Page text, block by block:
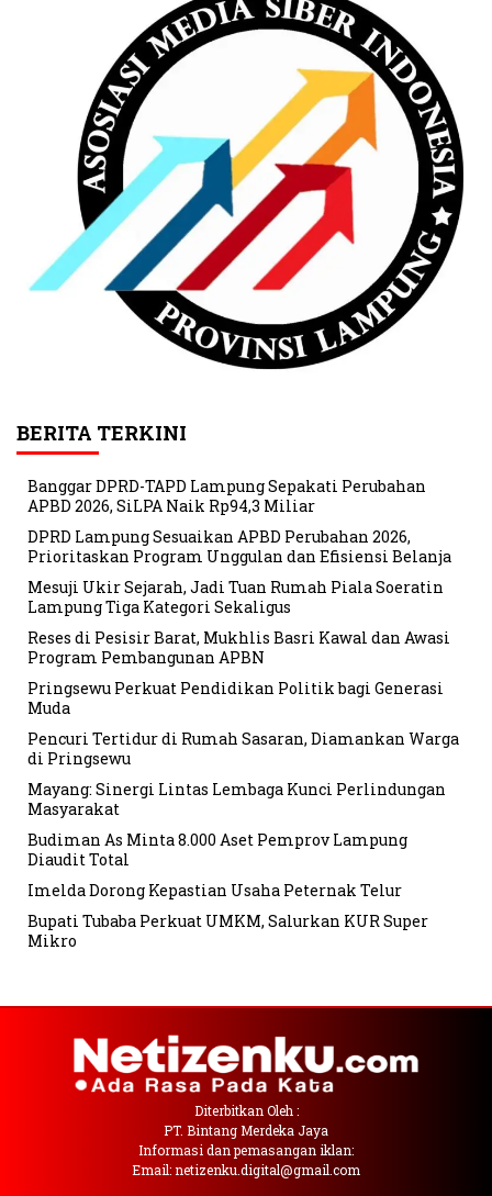
BERITA TERKINI
Banggar DPRD-TAPD Lampung Sepakati Perubahan
APBD 2026, SiLPA Naik Rp94,3 Miliar
DPRD Lampung Sesuaikan APBD Perubahan 2026,
Prioritaskan Program Unggulan dan Efisiensi Belanja
Mesuji Ukir Sejarah, Jadi Tuan Rumah Piala Soeratin
Lampung Tiga Kategori Sekaligus
Reses di Pesisir Barat, Mukhlis Basri Kawal dan Awasi
Program Pembangunan APBN
Pringsewu Perkuat Pendidikan Politik bagi Generasi
Muda
Pencuri Tertidur di Rumah Sasaran, Diamankan Warga
di Pringsewu
Mayang: Sinergi Lintas Lembaga Kunci Perlindungan
Masyarakat
Budiman As Minta 8.000 Aset Pemprov Lampung
Diaudit Total
Imelda Dorong Kepastian Usaha Peternak Telur
Bupati Tubaba Perkuat UMKM, Salurkan KUR Super
Mikro
Diterbitkan Oleh :
PT. Bintang Merdeka Jaya
Informasi dan pemasangan iklan:
Email: netizenku.digital@gmail.com